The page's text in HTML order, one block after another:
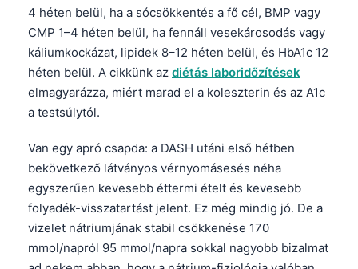
4 héten belül, ha a sócsökkentés a fő cél, BMP vagy
CMP 1–4 héten belül, ha fennáll vesekárosodás vagy
káliumkockázat, lipidek 8–12 héten belül, és HbA1c 12
héten belül. A cikkünk az diétás laboridőzítések
elmagyarázza, miért marad el a koleszterin és az A1c
a testsúlytól.
Van egy apró csapda: a DASH utáni első hétben
bekövetkező látványos vérnyomásesés néha
egyszerűen kevesebb éttermi ételt és kevesebb
folyadék-visszatartást jelent. Ez még mindig jó. De a
vizelet nátriumjának stabil csökkenése 170
mmol/napról 95 mmol/napra sokkal nagyobb bizalmat